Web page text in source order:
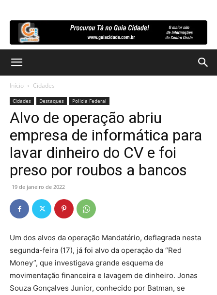
Início Cidades
Cidades Destaques Policia Federal
Alvo de operação abriu
empresa de informática para
lavar dinheiro do CV e foi
preso por roubos a bancos
19 de janeiro de 2022
Um dos alvos da operação Mandatário, deflagrada nesta
segunda-feira (17), já foi alvo da operação da “Red
Money”, que investigava grande esquema de
movimentação financeira e lavagem de dinheiro. Jonas
Souza Gonçalves Junior, conhecido por Batman, se